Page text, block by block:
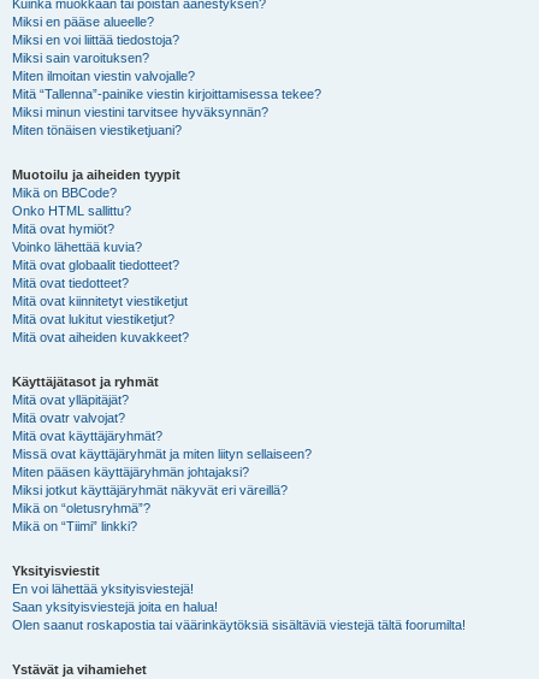
Kuinka muokkaan tai poistan äänestyksen?
Miksi en pääse alueelle?
Miksi en voi liittää tiedostoja?
Miksi sain varoituksen?
Miten ilmoitan viestin valvojalle?
Mitä “Tallenna”-painike viestin kirjoittamisessa tekee?
Miksi minun viestini tarvitsee hyväksynnän?
Miten tönäisen viestiketjuani?
Muotoilu ja aiheiden tyypit
Mikä on BBCode?
Onko HTML sallittu?
Mitä ovat hymiöt?
Voinko lähettää kuvia?
Mitä ovat globaalit tiedotteet?
Mitä ovat tiedotteet?
Mitä ovat kiinnitetyt viestiketjut
Mitä ovat lukitut viestiketjut?
Mitä ovat aiheiden kuvakkeet?
Käyttäjätasot ja ryhmät
Mitä ovat ylläpitäjät?
Mitä ovatr valvojat?
Mitä ovat käyttäjäryhmät?
Missä ovat käyttäjäryhmät ja miten liityn sellaiseen?
Miten pääsen käyttäjäryhmän johtajaksi?
Miksi jotkut käyttäjäryhmät näkyvät eri väreillä?
Mikä on “oletusryhmä”?
Mikä on “Tiimi” linkki?
Yksityisviestit
En voi lähettää yksityisviestejä!
Saan yksityisviestejä joita en halua!
Olen saanut roskapostia tai väärinkäytöksiä sisältäviä viestejä tältä foorumilta!
Ystävät ja vihamiehet